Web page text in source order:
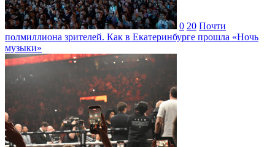
0 20 Почти
полмиллиона зрителей. Как в Екатеринбурге прошла «Ночь
музыки»